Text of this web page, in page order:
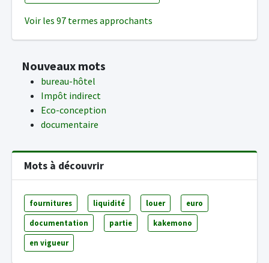
Voir les 97 termes approchants
Nouveaux mots
bureau-hôtel
Impôt indirect
Eco-conception
documentaire
Mots à découvrir
fournitures liquidité louer euro
documentation partie kakemono
en vigueur